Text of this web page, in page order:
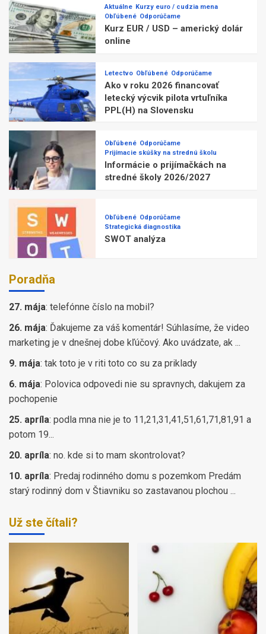
Aktuálne Kurzy euro / cudzia mena
Obľúbené Odporúčame
Kurz EUR / USD – americký dolár
online
Letectvo Obľúbené Odporúčame
Ako v roku 2026 financovať
letecký výcvik pilota vrtuľníka
PPL(H) na Slovensku
Obľúbené Odporúčame
Prijímacie skúšky na strednú školu
Informácie o prijímačkách na
stredné školy 2026/2027
Obľúbené Odporúčame
Strategická diagnostika
SWOT analýza
Poradňa
27. mája: telefónne číslo na mobil?
26. mája: Ďakujeme za váš komentár! Súhlasíme, že video
marketing je v dnešnej dobe kľúčový. Ako uvádzate, ak ...
9. mája: tak toto je v riti toto co su za priklady
6. mája: Polovica odpovedi nie su spravnych, dakujem za
pochopenie
25. apríla: podla mna nie je to 11,21,31,41,51,61,71,81,91 a
potom 19...
20. apríla: no. kde si to mam skontrolovat?
10. apríla: Predaj rodinného domu s pozemkom Predám
starý rodinný dom v Štiavniku so zastavanou plochou ...
Už ste čítali?